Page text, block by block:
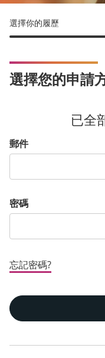
選擇你的履歷
選擇您的申請
已全
登入:使用者與密碼
郵件
密碼
忘記密碼?